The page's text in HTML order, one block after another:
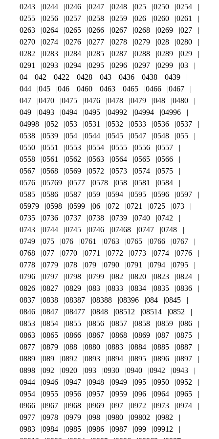
0243 0244 0246 0247 0248 025 0250
0254
0255
0256 0257 0258 0259 026 0260
0261
0263
0264 0265 0266 0267 0268 0269
027
0270
0274 0276 0277 0278 0279 028
0280
0282
0283 0284 0285 0287 0288 0289
029
0291
0293 0294 0295 0296 0297 0299
03
04
042 0422 0428 043 0436 0438
0439
044
045 046 0460 0463 0465 0466
0467
047
0470 0475 0476 0478 0479 048
0480
049
0493 0494 0495 04992 04994
04996
04998
052 053 0531 0532 0533 0536
0537
0538
0539 054 0544 0545 0547 0548
055
0550
0551 0553 0554 0555 0556
0557
0558
0561 0562 0563 0564 0565
0566
0567
0568 0569 0572 0573 0574
0575
0576
05769 0577 0578 058 0581
0584
0585
0586 0587 059 0594 0595 0596
0597
05979
0598 0599 06 072 0721 0725
073
0735
0736 0737 0738 0739 0740
0742
0743
0744 0745 0746 07468 0747
0748
0749
075 076 0761 0763 0765 0766
0767
0768
077 0770 0771 0772 0773 0774
0776
0778
0779 078 079 0790 0791 0794
0795
0796
0797 0798 0799 082 0820 0823
0824
0826
0827 0829 083 0833 0834 0835
0836
0837
0838 08387 08388 08396 084
0845
0846
0847 08477 0848 08512 08514
0852
0853
0854 0855 0856 0857 0858 0859
086
0863
0865 0866 0867 0868 0869 087
0875
0877
0879 088 0880 0883 0884 0885
0887
0889
089 0892 0893 0894 0895 0896
0897
0898
092 0920 093 0930 0940 0942
0943
0944
0946 0947 0948 0949 095 0950
0952
0954
0955 0956 0957 0959 096 0964
0965
0966
0967 0968 0969 097 0972 0973
0974
0977
0978 0979 098 0980 09802
0982
0983
0984 0985 0986 0987 099
09912